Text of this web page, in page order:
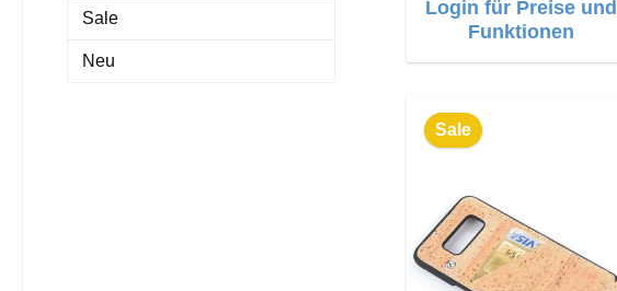
Sale
Neu
Login für Preise und
Funktionen
Sale